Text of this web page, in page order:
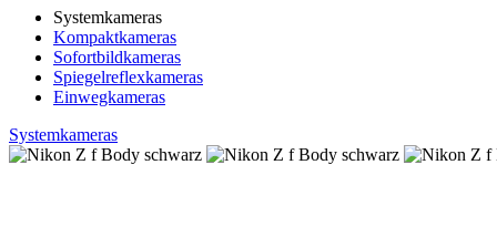
Systemkameras
Kompaktkameras
Sofortbildkameras
Spiegelreflexkameras
Einwegkameras
Systemkameras